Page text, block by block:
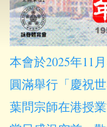
本會於2025年11
圓滿舉行「慶祝
葉問宗師在港授業